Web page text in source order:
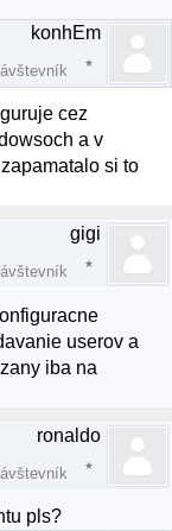
konhEm
cez
a v
si to
gigi
userov a
iba na
ronaldo
pls?